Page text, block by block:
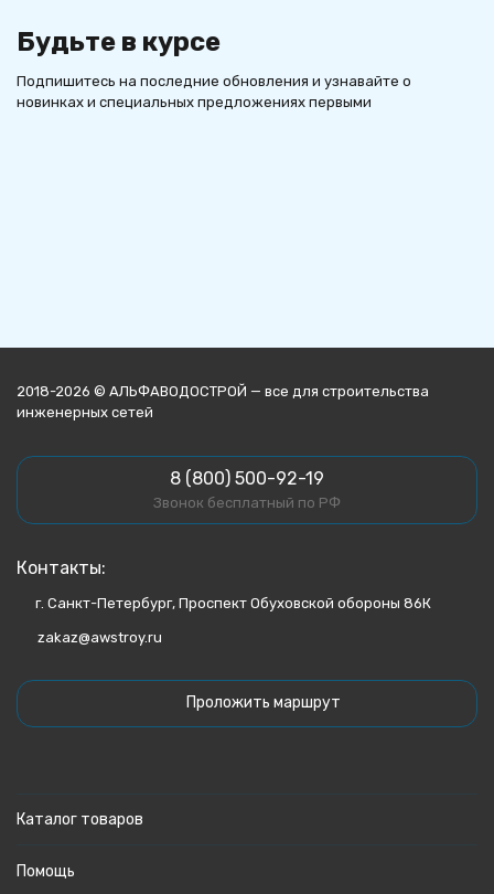
Будьте в курсе
Подпишитесь на последние обновления и узнавайте о
новинках и специальных предложениях первыми
2018-2026 © АЛЬФАВОДОСТРОЙ — все для строительства
инженерных сетей
8 (800) 500-92-19
Звонок бесплатный по РФ
Контакты:
г. Санкт-Петербург, Проспект Обуховской обороны 86К
zakaz@awstroy.ru
Проложить маршрут
Каталог товаров
Помощь